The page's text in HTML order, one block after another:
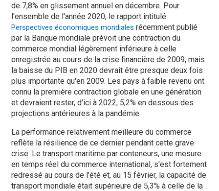
de 7,8% en glissement annuel en décembre. Pour
l'ensemble de l'année 2020, le rapport intitulé
Perspectives économiques mondiales récemment publié
par la Banque mondiale prévoit une contraction du
commerce mondial légèrement inférieure à celle
enregistrée au cours de la crise financière de 2009, mais
la baisse du PIB en 2020 devrait être presque deux fois
plus importante qu'en 2009. Les pays à faible revenu ont
connu la première contraction globale en une génération
et devraient rester, d'ici à 2022, 5,2% en dessous des
projections antérieures à la pandémie.
La performance relativement meilleure du commerce
reflète la résilience de ce dernier pendant cette grave
crise. Le transport maritime par conteneurs, une mesure
en temps réel du commerce international, s'est fortement
redressé au cours de l'été et, au 15 février, la capacité de
transport mondiale était supérieure de 5,3% à celle de la